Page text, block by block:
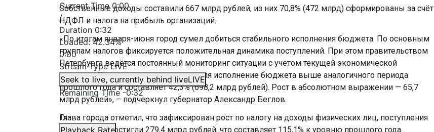
Current Time 0:00
/
Duration 0:32
Loaded:42.34%
0:00
Stream TypeLIVE
Seek to live, currently behind liveLIVE
Remaining Time-0:32
1x
Playback Rate
Собственные доходы составили 667 млрд рублей, из них 70,8% (472 млрд) сформированы за счёт
НДФЛ и налога на прибыль организаций.
«По итогам января-июня город сумел добиться стабильного исполнения бюджета. По основным
группам налогов фиксируется положительная динамика поступлений. При этом правительством
Петербурга ведётся постоянный мониторинг ситуации с учётом текущей экономической
ситуации. По состоянию на начало июля исполнение бюджета выше аналогичного периода
прошлого года и составляет 42,3% (698,2 млрд рублей). Рост в абсолютном выражении — 65,7
млрд рублей», – подчеркнул губернатор Александр Беглов.
Глава города отметил, что зафиксирован рост по налогу на доходы физических лиц, поступления
по которому достигли 279,4 млрд рублей, что составляет 115,1% к уровню прошлого года.